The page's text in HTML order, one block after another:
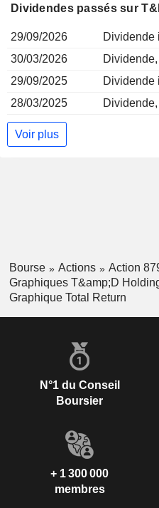
Dividendes passés sur
29/09/2026
Dividende
30/03/2026
29/09/2025
Dividende
28/03/2025
Voir plus
Bourse Actions
Action
Graphiques T&amp;D
Graphique Total Return
N°1 du Conseil
Boursier
+ 1 300 000
membres